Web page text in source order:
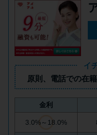
の？
底解
プロ
説！
方法
年収
落ち
イ
原則、
電話での在
金利
3.0%～18.0%